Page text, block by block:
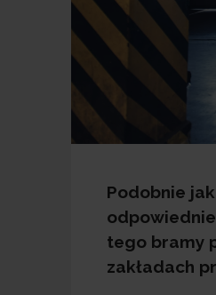
Podobnie
tego bramy
zakładach